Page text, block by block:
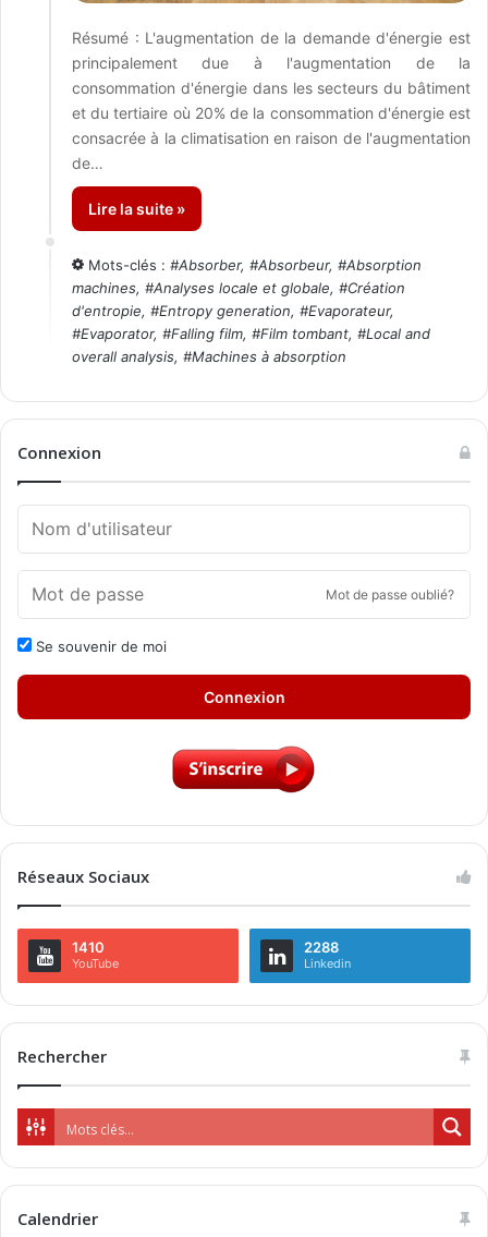
Résumé : L'augmentation de la demande d'énergie est
principalement due à l'augmentation de la
consommation d'énergie dans les secteurs du bâtiment
et du tertiaire où 20% de la consommation d'énergie est
consacrée à la climatisation en raison de l'augmentation
de…
Lire la suite »
Mots-clés : #Absorber, #Absorbeur, #Absorption
machines, #Analyses locale et globale, #Création
d'entropie, #Entropy generation, #Evaporateur,
#Evaporator, #Falling film, #Film tombant, #Local and
overall analysis, #Machines à absorption
Connexion
Mot de passe oublié?
Se souvenir de moi
Connexion
Réseaux Sociaux
1410
YouTube
2288
Linkedin
Rechercher
Calendrier